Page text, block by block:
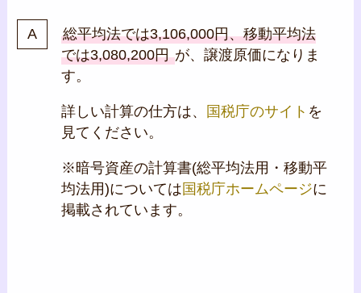
総平均法では3,106,000円、移動平均法
では3,080,200円が、譲渡原価になりま
す。
詳しい計算の仕方は、 国税庁のサイト を
見てください。
※暗号資産の計算書(総平均法用・移動平
均法用)については国税庁ホームページに
掲載されています。